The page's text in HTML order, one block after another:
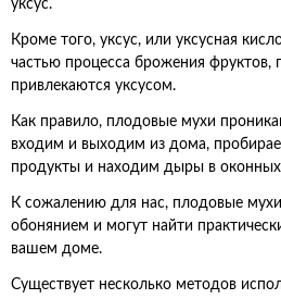
уксус.
Кроме того, уксус, или уксусная
частью процесса брожения фруктов,
привлекаются уксусом.
Как правило, плодовые мухи
входим и выходим из дома,
продукты и находим дыры в
К сожалению для нас, плодовые
обонянием и могут найти
вашем доме.
Существует несколько методов